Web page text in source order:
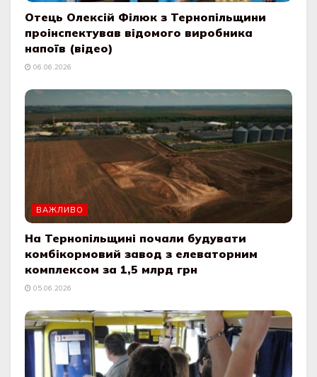
Отець Олексій Філюк з Тернопільщини
проінспектував відомого виробника
напоїв (відео)
06.06.2026
ВАЖЛИВО
На Тернопільщині почали будувати
комбікормовий завод з елеваторним
комплексом за 1,5 млрд грн
05.06.2026